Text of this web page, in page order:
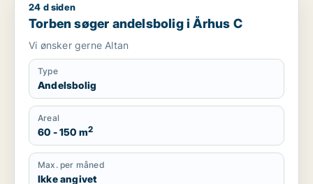
Torben søger andelsbolig i Århus C
24 d siden
Torben søger andelsbolig i Århus C
Vi ønsker gerne Altan
Type
Andelsbolig
Areal
60 - 150 m2
Max. per måned
Ikke angivet